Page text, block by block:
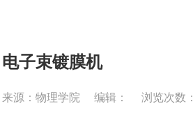
电子束镀膜机
来源：物理学院 编辑： 浏览次数：